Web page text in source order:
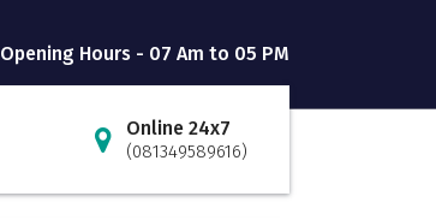
Opening Hours - 07 Am to 05 PM
Online 24x7
(081349589616)